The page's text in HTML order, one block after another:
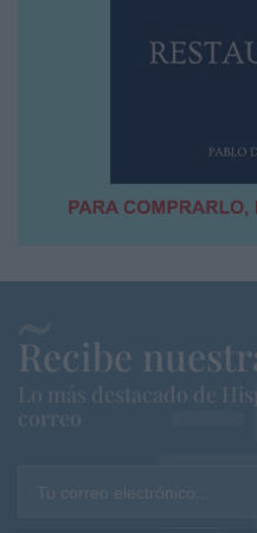
Recibe
Lo más destacado de
correo
Tu correo electrónico...